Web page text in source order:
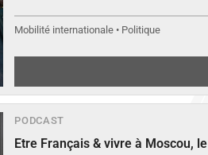
Mobilité internationale • Politique
PODCAST
Etre Français & vivre à Moscou,